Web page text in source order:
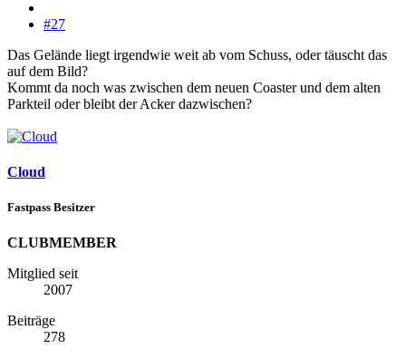
#27
Das Gelände liegt irgendwie weit ab vom Schuss, oder täuscht das
auf dem Bild?
Kommt da noch was zwischen dem neuen Coaster und dem alten
Parkteil oder bleibt der Acker dazwischen?
Cloud
Fastpass Besitzer
CLUBMEMBER
Mitglied seit
2007
Beiträge
278